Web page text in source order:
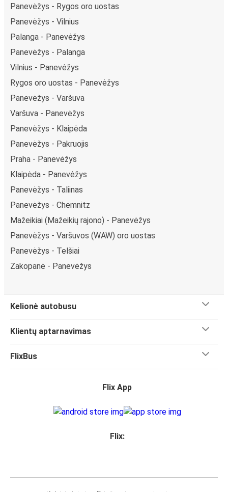
Panevėžys - Rygos oro uostas
Panevėžys - Vilnius
Palanga - Panevėžys
Panevėžys - Palanga
Vilnius - Panevėžys
Rygos oro uostas - Panevėžys
Panevėžys - Varšuva
Varšuva - Panevėžys
Panevėžys - Klaipėda
Panevėžys - Pakruojis
Praha - Panevėžys
Klaipėda - Panevėžys
Panevėžys - Taliinas
Panevėžys - Chemnitz
Mažeikiai (Mažeikių rajono) - Panevėžys
Panevėžys - Varšuvos (WAW) oro uostas
Panevėžys - Telšiai
Zakopanė - Panevėžys
Kelionė autobusu
Klientų aptarnavimas
FlixBus
Flix App
Flix: